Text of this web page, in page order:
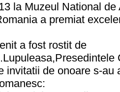
la Muzeul National
a premiat
a fost rostit de
invitatii de onoare s-au